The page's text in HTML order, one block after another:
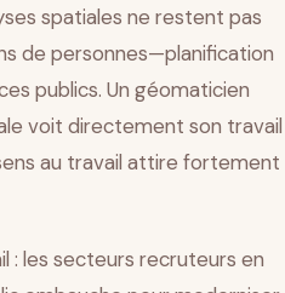
spatiales ne restent pas
de personnes—planification
publics. Un géomaticien
voit directement son travail
au travail attire fortement
: les secteurs recruteurs en